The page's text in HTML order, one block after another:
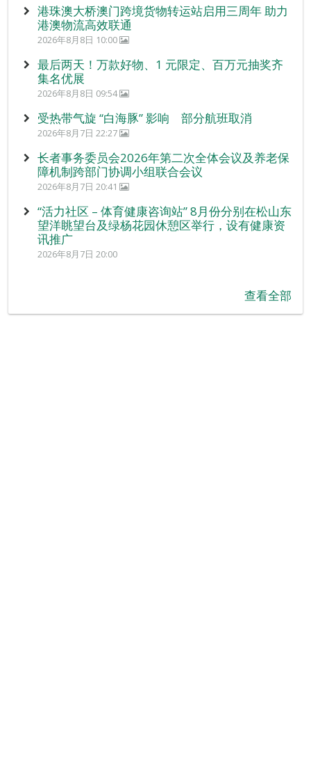
港珠澳大桥澳门跨境货物转运站启用三周年 助力
港澳物流高效联通
2026年8月8日 10:00
最后两天！万款好物、1 元限定、百万元抽奖齐
集名优展
2026年8月8日 09:54
受热带气旋 “白海豚” 影响 部分航班取消
2026年8月7日 22:27
长者事务委员会2026年第二次全体会议及养老保
障机制跨部门协调小组联合会议
2026年8月7日 20:41
“活力社区 – 体育健康咨询站” 8月份分别在松山东
望洋眺望台及绿杨花园休憩区举行，设有健康资
讯推广
2026年8月7日 20:00
查看全部